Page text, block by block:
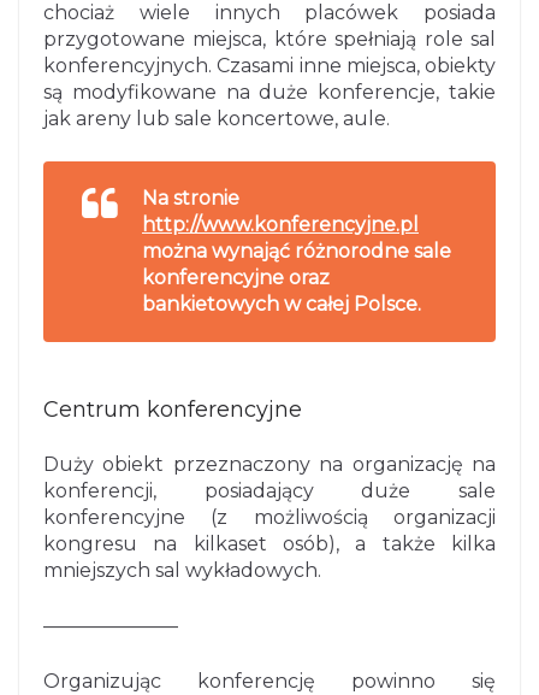
chociaż wiele innych placówek posiada
przygotowane miejsca, które spełniają role sal
konferencyjnych. Czasami inne miejsca, obiekty
są modyfikowane na duże konferencje, takie
jak areny lub sale koncertowe, aule.
Na stronie
http://www.konferencyjne.pl
można wynająć różnorodne sale
konferencyjne oraz
bankietowych w całej Polsce.
Centrum konferencyjne
Duży obiekt przeznaczony na organizację na
konferencji, posiadający duże sale
konferencyjne (z możliwością organizacji
kongresu na kilkaset osób), a także kilka
mniejszych sal wykładowych.
———————
Organizując konferencję powinno się